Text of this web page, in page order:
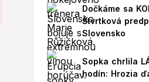
Dočkáme sa
Štvrtková
Slovensko
Sopka chrlila
hodín: Hrozia